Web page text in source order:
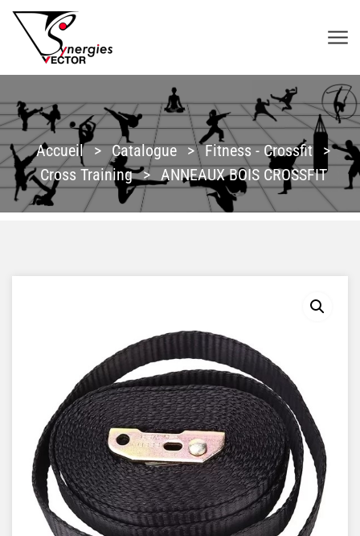
Aller au contenu
SYNERGIES VECTOR
Accueil > Catalogue > Fitness - Crossfit >
Cross Training > ANNEAUX BOIS CROSSFIT